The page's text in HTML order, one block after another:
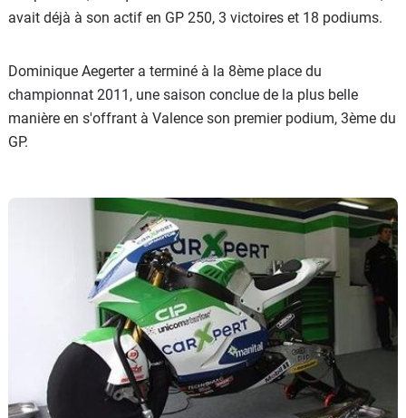
avait déjà à son actif en GP 250, 3 victoires et 18 podiums.
Dominique Aegerter a terminé à la 8ème place du
championnat 2011, une saison conclue de la plus belle
manière en s'offrant à Valence son premier podium, 3ème du
GP.